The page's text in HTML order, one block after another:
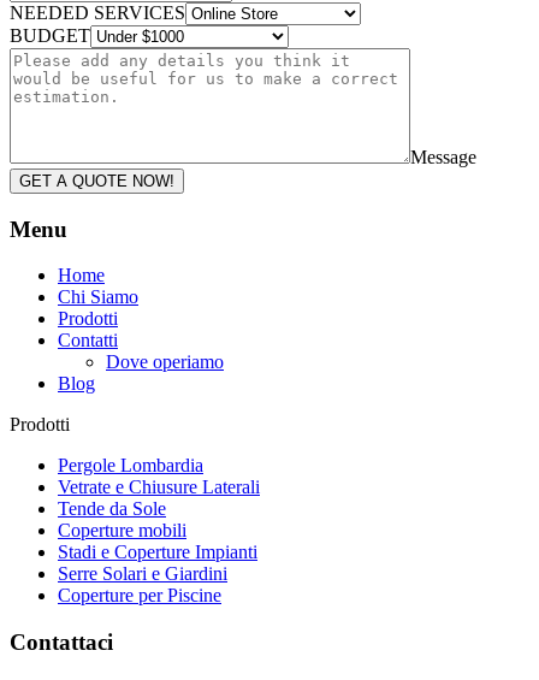
NEEDED SERVICES
BUDGET
Message
GET A QUOTE NOW!
Menu
Home
Chi Siamo
Prodotti
Contatti
Dove operiamo
Blog
Prodotti
Pergole Lombardia
Vetrate e Chiusure Laterali
Tende da Sole
Coperture mobili
Stadi e Coperture Impianti
Serre Solari e Giardini
Coperture per Piscine
Contattaci